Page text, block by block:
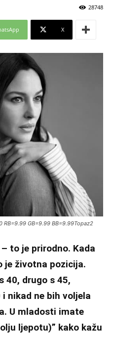
28748
X
RB=9.99 GB=9.99 BB=9.99Topaz2
to je prirodno. Kada
je životna pozicija.
40, drugo s 45,
i nikad ne bih voljela
U mladosti imate
ljepotu)” kako kažu